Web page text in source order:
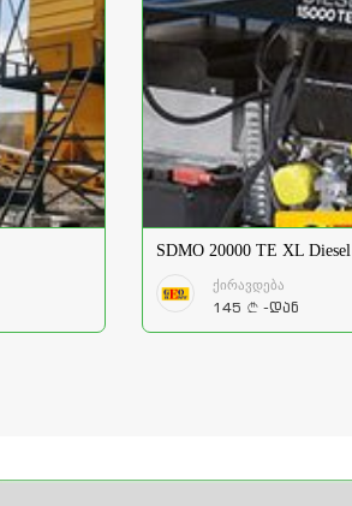
SDMO 20000 TE XL Diesel
ქირავდება
145 a -დან